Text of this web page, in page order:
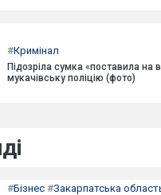
#Кримінал
Підозріла сумка «поставила на
мукачівську поліцію (фото)
#Бізнес #Закарпатська